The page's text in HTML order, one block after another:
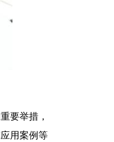
要举措，
用案例等